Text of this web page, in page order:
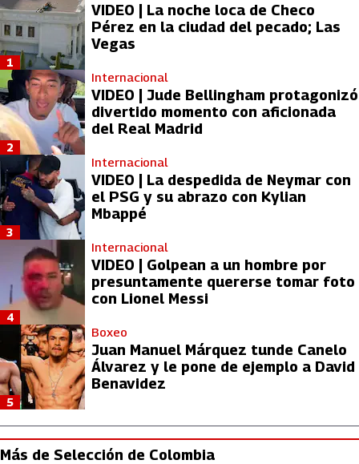
VIDEO | La noche loca de Checo
Pérez en la ciudad del pecado; Las
Vegas
1
Internacional
VIDEO | Jude Bellingham protagonizó
divertido momento con aficionada
del Real Madrid
2
Internacional
VIDEO | La despedida de Neymar con
el PSG y su abrazo con Kylian
Mbappé
3
Internacional
VIDEO | Golpean a un hombre por
presuntamente quererse tomar foto
con Lionel Messi
4
Boxeo
Juan Manuel Márquez tunde Canelo
Álvarez y le pone de ejemplo a David
Benavidez
5
Más de Selección de Colombia